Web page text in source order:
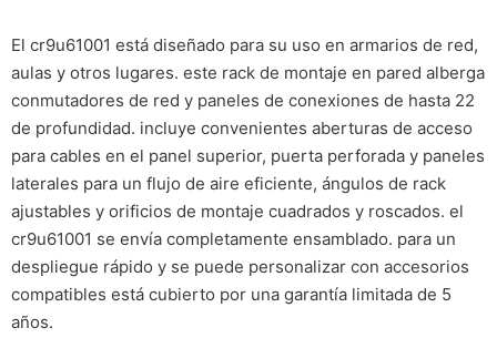
El cr9u61001 está diseñado para su uso en armarios de red,
aulas y otros lugares. este rack de montaje en pared alberga
conmutadores de red y paneles de conexiones de hasta 22
de profundidad. incluye convenientes aberturas de acceso
para cables en el panel superior, puerta perforada y paneles
laterales para un flujo de aire eficiente, ángulos de rack
ajustables y orificios de montaje cuadrados y roscados. el
cr9u61001 se envía completamente ensamblado. para un
despliegue rápido y se puede personalizar con accesorios
compatibles está cubierto por una garantía limitada de 5
años.